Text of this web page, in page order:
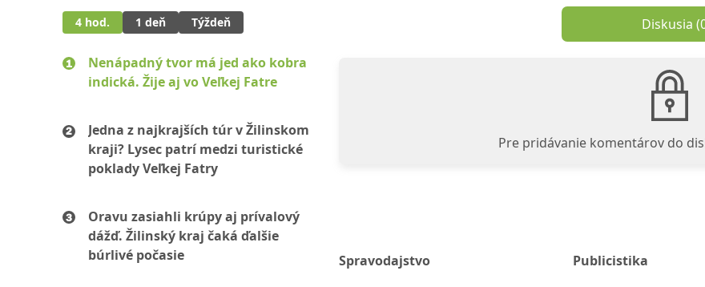
4 hod. 1 deň Týždeň
Nenápadný tvor má jed ako kobra
indická. Žije aj vo Veľkej Fatre
Jedna z najkrajších túr v Žilinskom
kraji? Lysec patrí medzi turistické
poklady Veľkej Fatry
Oravu zasiahli krúpy aj prívalový
dážď. Žilinský kraj čaká ďalšie
búrlivé počasie
Diskusia (
Pre pridávanie komentárov do
Spravodajstvo Publicistika